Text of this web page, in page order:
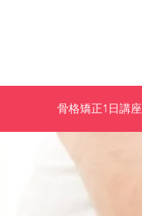
骨格矯正1日講座